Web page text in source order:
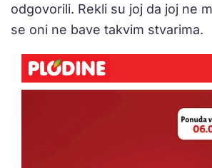
odgovorili. Rekli su joj da joj ne
se oni ne bave takvim stvarima.